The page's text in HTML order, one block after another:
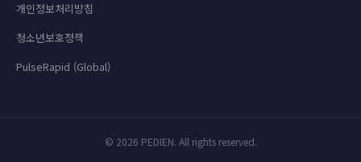
개인정보처리방침
청소년보호정책
PulseRapid (Global)
© 2026 PEDIEN. All rights reserved.